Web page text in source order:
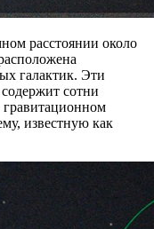
расстоянии около
галактик. Эти
сотни
гравитационном
известную как